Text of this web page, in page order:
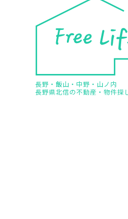
長野・飯山・中野・山ノ内
長野県北信の不動産・物件探